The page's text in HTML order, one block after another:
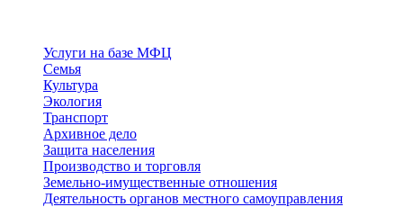
Услуги на базе МФЦ
Семья
Культура
Экология
Транспорт
Архивное дело
Защита населения
Производство и торговля
Земельно-имущественные отношения
Деятельность органов местного самоуправления